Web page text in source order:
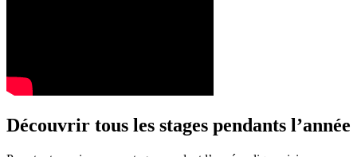
Découvrir tous les stages pendants l’année